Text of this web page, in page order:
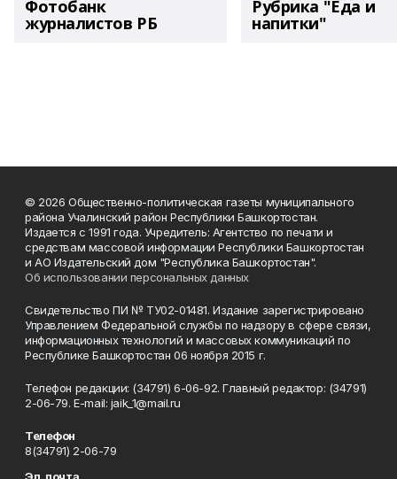
Фотобанк
журналистов РБ
Рубрика "Еда и
напитки"
© 2026 Общественно-политическая газеты муниципального
района Учалинский район Республики Башкортостан.
Издается с 1991 года. Учредитель: Агентство по печати и
средствам массовой информации Республики Башкортостан
и АО Издательский дом "Республика Башкортостан".
Об использовании персональных данных
Свидетельство ПИ № ТУ02-01481. Издание зарегистрировано
Управлением Федеральной службы по надзору в сфере связи,
информационных технологий и массовых коммуникаций по
Республике Башкортостан 06 ноября 2015 г.
Телефон редакции: (34791) 6-06-92. Главный редактор: (34791)
2-06-79. Е-mаil: jaik_1@mail.ru
Телефон
8(34791) 2-06-79